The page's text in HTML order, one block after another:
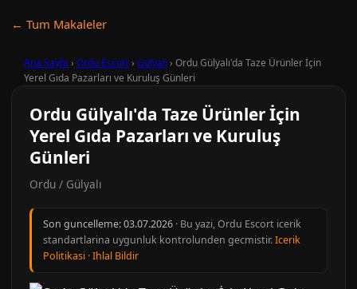
← Tum Makaleler
Ana Sayfa › Ordu Escort› Gülyalı › Ordu Gülyalı'da Taze Ürünler İçin
Yerel Gıda Pazarları ve Kuruluş Günleri
Ordu Gülyalı'da Taze Ürünler İçin
Yerel Gıda Pazarları ve Kuruluş
Günleri
Ordu / Gülyalı
Son guncelleme:03.07.2026 · Bu yazi, Ordu Escort icerik
standartlarina uygunluk kontrolunden gecmistir.Icerik
Politikasi ·Ihlal Bildir